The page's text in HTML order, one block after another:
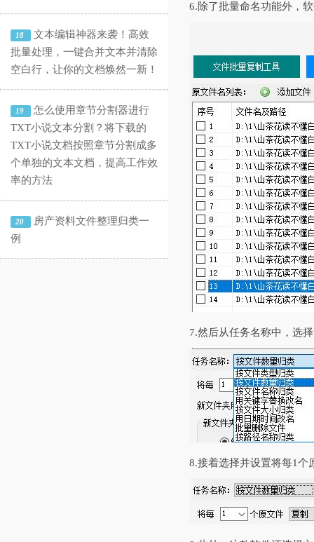
18
文本编辑神器来袭！高效
批量处理，一键合并文本并清除
空白行，让你的文档焕然一新！
19
怎么使用章节分割器进行
TXT小说文本分割？将下载的
TXT小说文档按照章节分割成多
个单独的文本文档，提高工作效
率的方法
20
房产资料文件整理归类一
例
6.除了批量命名功能外，
7.然后从任务名称中，选
8.接着选择并设置将每1个